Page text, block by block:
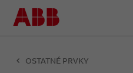
OSTATNÉ PRVKY